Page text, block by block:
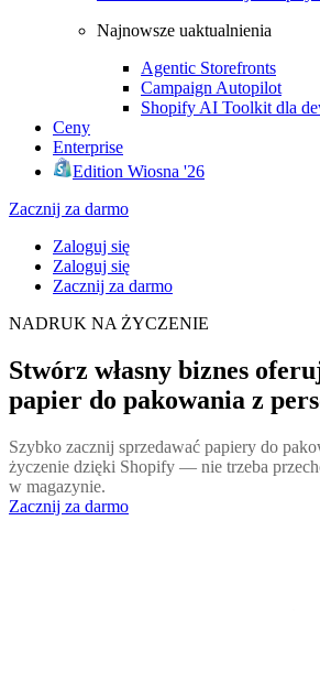
Najnowsze uaktualnienia
Agentic Storefronts
Campaign Autopilot
Shopify AI Toolkit dla
Ceny
Enterprise
Edition Wiosna '26
Zacznij za darmo
Zaloguj się
Zaloguj się
Zacznij za darmo
NADRUK NA ŻYCZENIE
Stwórz własny biznes
papier do pakowania z
Szybko zacznij sprzedawać papiery do
życzenie dzięki Shopify — nie trzeba
w magazynie.
Zacznij za darmo